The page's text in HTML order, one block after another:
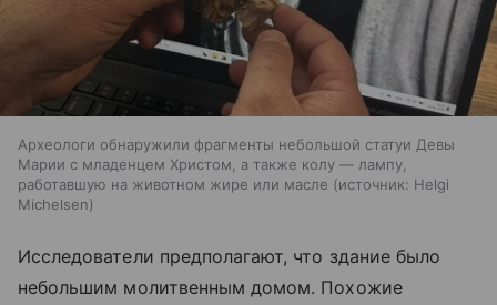
Археологи обнаружили фрагменты небольшой статуи Девы
Марии с младенцем Христом, а также колу — лампу,
работавшую на животном жире или масле
источник: Helgi
Michelsen
Исследователи предполагают, что здание было
небольшим молитвенным домом. Похожие